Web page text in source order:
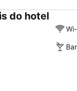
do hotel